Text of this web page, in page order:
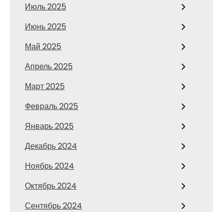
Июль 2025
Июнь 2025
Май 2025
Апрель 2025
Март 2025
Февраль 2025
Январь 2025
Декабрь 2024
Ноябрь 2024
Октябрь 2024
Сентябрь 2024